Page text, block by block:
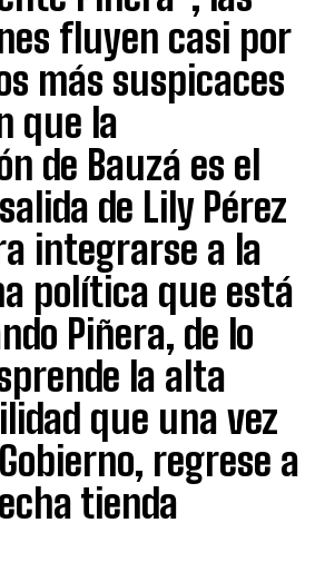
fluyen casi por
más suspicaces
que la
de Bauzá es el
de Lily Pérez
integrarse a la
política que está
Piñera, de lo
la alta
que una vez
regrese a
tienda